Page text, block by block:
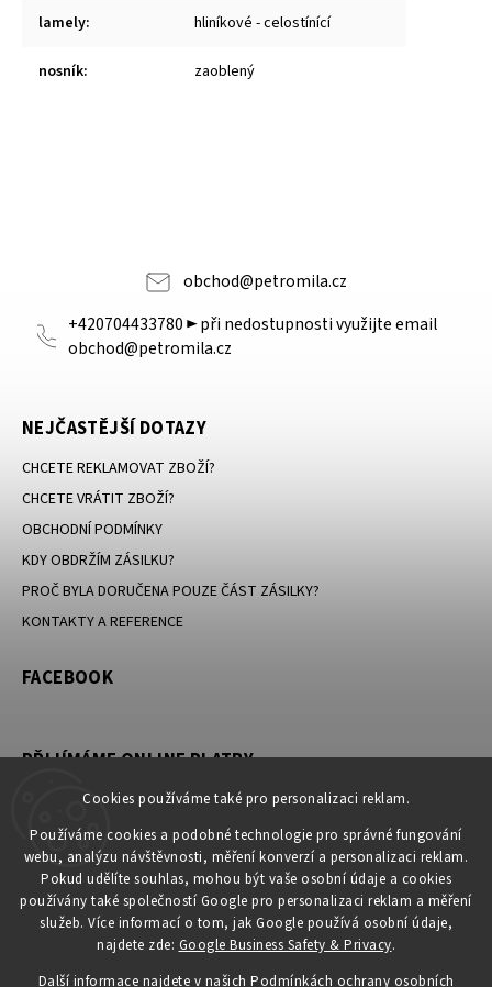
Cookies používáme také pro personalizaci reklam.
Používáme cookies a podobné technologie pro správné fungování
webu, analýzu návštěvnosti, měření konverzí a personalizaci reklam.
Pokud udělíte souhlas, mohou být vaše osobní údaje a cookies
používány také společností Google pro personalizaci reklam a měření
služeb. Více informací o tom, jak Google používá osobní údaje,
najdete zde: Google Business Safety & Privacy.
Další informace najdete v našich Podmínkách ochrany osobních
lamely: hliníkové - celostínící
nosník: zaoblený
obchod@petromila.cz
+420704433780 ► při nedostupnosti využijte email
obchod@petromila.cz
NEJČASTĚJŠÍ DOTAZY
CHCETE REKLAMOVAT ZBOŽÍ?
CHCETE VRÁTIT ZBOŽÍ?
OBCHODNÍ PODMÍNKY
KDY OBDRŽÍM ZÁSILKU?
PROČ BYLA DORUČENA POUZE ČÁST ZÁSILKY?
KONTAKTY A REFERENCE
FACEBOOK
PŘIJÍMÁME ONLINE PLATBY
KONTAKT
obchod @petromila.cz
+420704433780 ► při nedostupnosti využijte email